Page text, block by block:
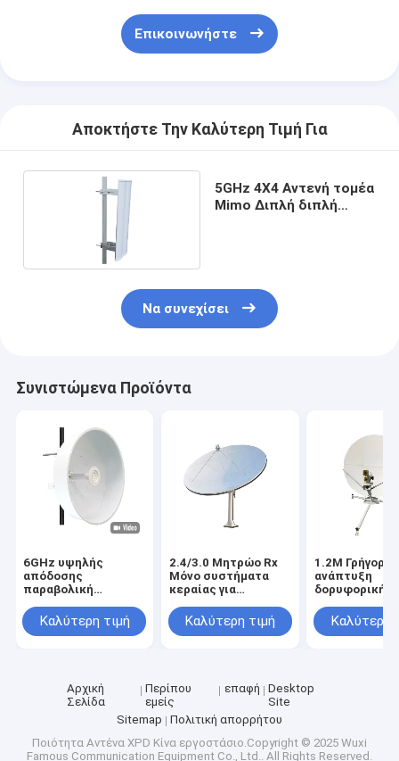
Αρχική Σελίδα
Γύρος εργοστασίων
επαφή
Ζητήστε ένα απόσπασμα
Αντένα XPD
Αντενή μικροκυμάτων
Αντήνα κέρατος μικροκυμάτων
Επικοινωνήστε
Αποκτήστε Την Καλύτερη Τιμή Για
5GHz 4X4 Αντενή τομέα
Mimo Διπλή διπλή
Να συνεχίσει
Συνιστώμενα Προϊόντα
6GHz υψηλής
απόδοσης
παραβολική
κεραυνοειδή
κεραυνοειδή
Καλύτερη τιμή
2.4/3.0 Μητρώο Rx
Μόνο συστήματα
κεραίας για
Καλύτερη τιμή
1.2Μ Γρήγορη
ανάπτυξη
δορυφορικής
ανθεκτική
Καλύτερη
Αρχική
Σελίδα
Περίπου
εμείς
επαφή
Desktop
Site
Sitemap
Πολιτική απορρήτου
Ποιότητα Αντένα XPD Κίνα εργοστάσιο.Copyright © 2025 Wuxi
Famous Communication Equipment Co., Ltd.. All Rights Reserved.